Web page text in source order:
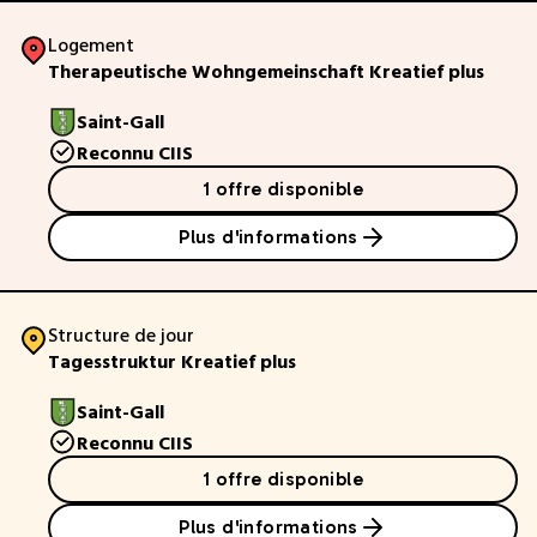
Logement
Therapeutische Wohngemeinschaft Kreatief plus
Saint-Gall
Reconnu CIIS
1 offre disponible
Plus d'informations
Structure de jour
Tagesstruktur Kreatief plus
Saint-Gall
Reconnu CIIS
1 offre disponible
Plus d'informations